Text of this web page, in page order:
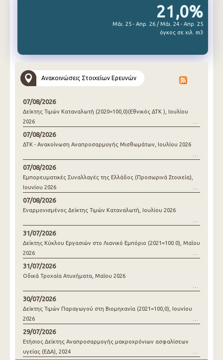
21,0%
Μάι. 25 - Απρ. 26 / Μάι. 24 - Απρ. 25
όγκος σε χιλ. m3
Ανακοινώσεις Στοιχείων Ερευνών
07/08/2026
Δείκτης Τιμών Καταναλωτή (2020=100,0)(Εθνικός ΔΤΚ ), Ιουλίου
2026
07/08/2026
ΔΤΚ - Ανακοίνωση Αναπροσαρμογής Μισθωμάτων, Ιουλίου 2026
07/08/2026
Εμπορευματικές Συναλλαγές της Ελλάδος (Προσωρινά Στοιχεία),
Ιουνίου 2026
07/08/2026
Εναρμονισμένος Δείκτης Τιμών Καταναλωτή, Ιουλίου 2026
31/07/2026
Δείκτης Κύκλου Εργασιών στο Λιανικό Εμπόριο (2021=100.0), Μαΐου
2026
31/07/2026
Οδικά Τροχαία Ατυχήματα, Μαΐου 2026
30/07/2026
Δείκτης Τιμών Παραγωγού στη Βιομηχανία (2021=100,0), Ιουνίου
2026
29/07/2026
Ετήσιος Δείκτης Αναπροσαρμογής μακροχρόνιων ασφαλίσεων
υγείας (ΕΔΑ), 2024